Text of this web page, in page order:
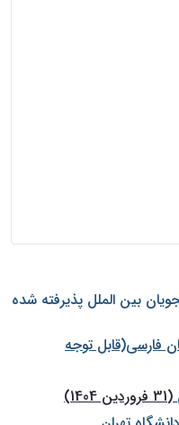
بين الملل پذيرفته شده
فارسی(قابل توجه
(31 فروردین 1404)